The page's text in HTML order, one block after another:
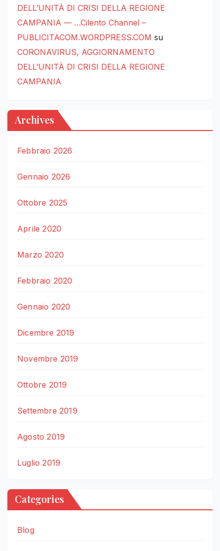
DELL’UNITÀ DI CRISI DELLA REGIONE
CAMPANIA — …Cilento Channel –
PUBLICITACOM.WORDPRESS.COM su
CORONAVIRUS, AGGIORNAMENTO
DELL’UNITÀ DI CRISI DELLA REGIONE
CAMPANIA
Archives
Febbraio 2026
Gennaio 2026
Ottobre 2025
Aprile 2020
Marzo 2020
Febbraio 2020
Gennaio 2020
Dicembre 2019
Novembre 2019
Ottobre 2019
Settembre 2019
Agosto 2019
Luglio 2019
Categories
Blog